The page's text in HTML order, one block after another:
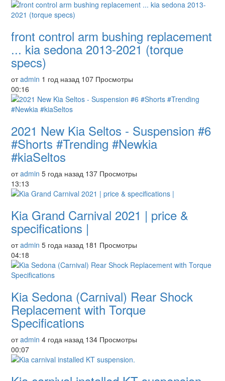
front control arm bushing replacement
... kia sedona 2013-2021 (torque
specs)
отadmin 1 год назад 107 Просмотры
00:16
2021 New Kia Seltos - Suspension #6
#Shorts #Trending #Newkia
#kiaSeltos
отadmin 5 года назад 137 Просмотры
13:13
Kia Grand Carnival 2021 | price &
specifications |
отadmin 5 года назад 181 Просмотры
04:18
Kia Sedona (Carnival) Rear Shock
Replacement with Torque
Specifications
отadmin 4 года назад 134 Просмотры
00:07